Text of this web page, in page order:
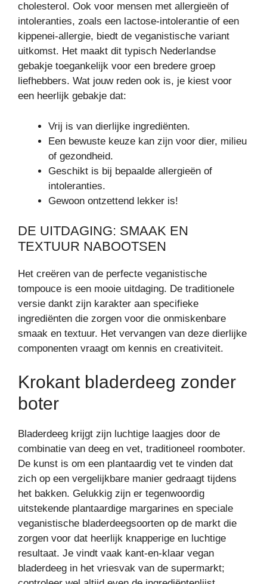
cholesterol. Ook voor mensen met allergieën of
intoleranties, zoals een lactose-intolerantie of een
kippenei-allergie, biedt de veganistische variant
uitkomst. Het maakt dit typisch Nederlandse
gebakje toegankelijk voor een bredere groep
liefhebbers. Wat jouw reden ook is, je kiest voor
een heerlijk gebakje dat:
Vrij is van dierlijke ingrediënten.
Een bewuste keuze kan zijn voor dier, milieu
of gezondheid.
Geschikt is bij bepaalde allergieën of
intoleranties.
Gewoon ontzettend lekker is!
DE UITDAGING: SMAAK EN
TEXTUUR NABOOTSEN
Het creëren van de perfecte veganistische
tompouce is een mooie uitdaging. De traditionele
versie dankt zijn karakter aan specifieke
ingrediënten die zorgen voor die onmiskenbare
smaak en textuur. Het vervangen van deze dierlijke
componenten vraagt om kennis en creativiteit.
Krokant bladerdeeg zonder
boter
Bladerdeeg krijgt zijn luchtige laagjes door de
combinatie van deeg en vet, traditioneel roomboter.
De kunst is om een plantaardig vet te vinden dat
zich op een vergelijkbare manier gedraagt tijdens
het bakken. Gelukkig zijn er tegenwoordig
uitstekende plantaardige margarines en speciale
veganistische bladerdeegsoorten op de markt die
zorgen voor dat heerlijk knapperige en luchtige
resultaat. Je vindt vaak kant-en-klaar vegan
bladerdeeg in het vriesvak van de supermarkt;